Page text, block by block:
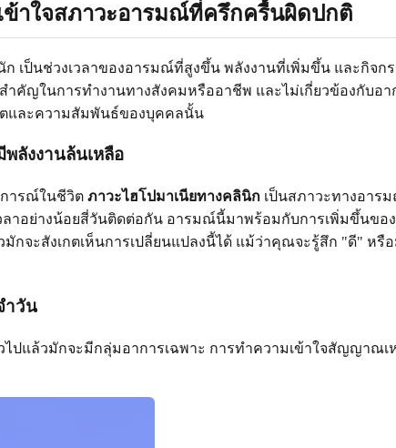
ข้าใจสภาวะอารมณ์ที่ครึกครื้นผิดปกติ
เป็นช่วงเวลาของอารมณ์ที่สูงขึ้น พลังงานที่เพิ่มขึ้น และกิจ
คัญในการทำงานทางสังคมหรืออาชีพ และไม่เกี่ยวข้องกับอ
และความสัมพันธ์ของบุคคลนั้น
ลังงานล้นเหลือ
ารณ์ในชีวิต ภาวะไฮโปมาเนียทางคลินิก เป็นสภาวะทางอาร
าอย่างน้อยสี่วันติดต่อกัน อารมณ์นี้มาพร้อมกับการเพิ่มขึ้นข
จะสังเกตเห็นการเปลี่ยนแปลงนี้ได้ แม้ว่าคุณจะรู้สึก "ดี" หรื
ำวัน
ปแล้วมักจะมีกลุ่มอาการเฉพาะ การทำความเข้าใจสัญญาณ